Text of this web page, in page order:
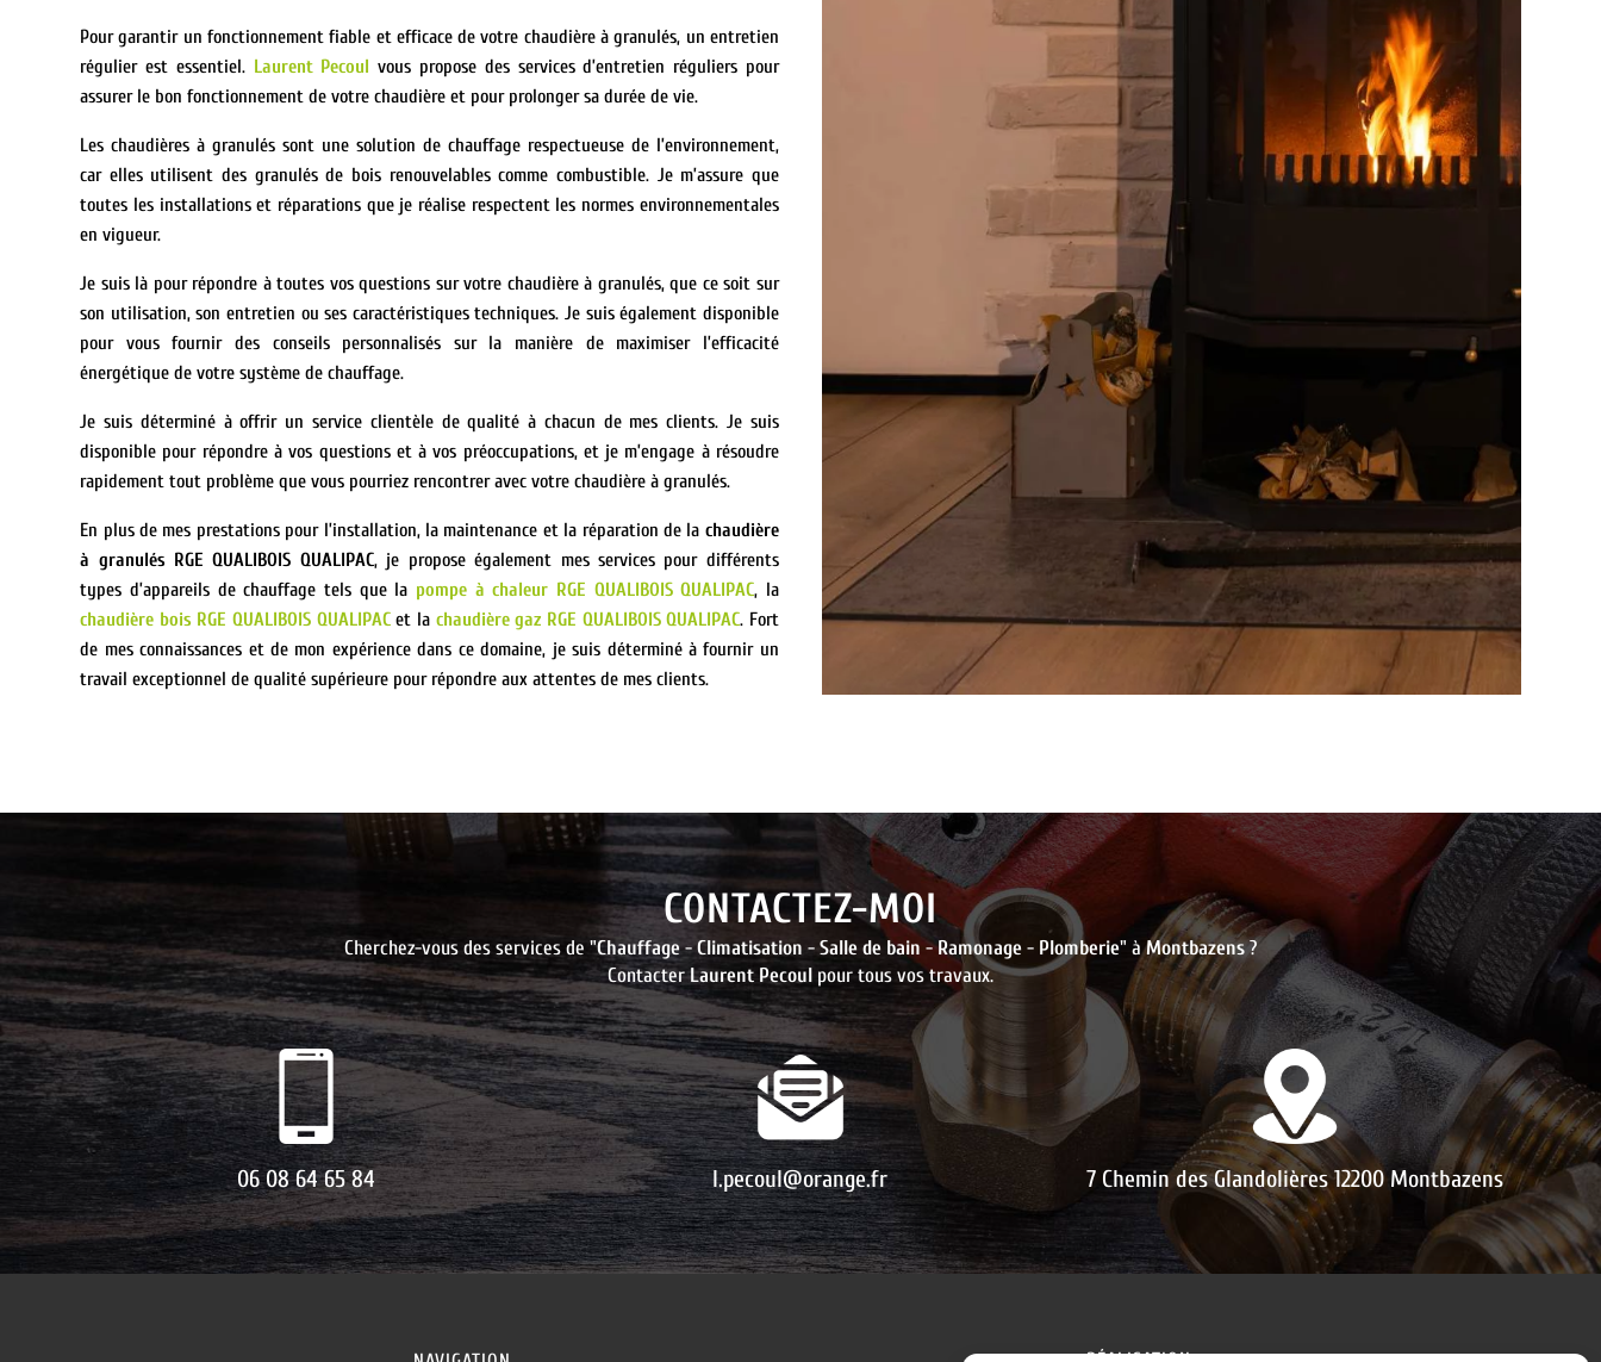
Pour garantir un fonctionnement fiable et efficace de votre chaudière à granulés, un entretien
régulier est essentiel. Laurent Pecoul vous propose des services d’entretien réguliers pour
assurer le bon fonctionnement de votre chaudière et pour prolonger sa durée de vie.
Les chaudières à granulés sont une solution de chauffage respectueuse de l’environnement,
car elles utilisent des granulés de bois renouvelables comme combustible. Je m’assure que
toutes les installations et réparations que je réalise respectent les normes environnementales
en vigueur.
Je suis là pour répondre à toutes vos questions sur votre chaudière à granulés, que ce soit sur
son utilisation, son entretien ou ses caractéristiques techniques. Je suis également disponible
pour vous fournir des conseils personnalisés sur la manière de maximiser l’efficacité
énergétique de votre système de chauffage.
Je suis déterminé à offrir un service clientèle de qualité à chacun de mes clients. Je suis
disponible pour répondre à vos questions et à vos préoccupations, et je m’engage à résoudre
rapidement tout problème que vous pourriez rencontrer avec votre chaudière à granulés.
En plus de mes prestations pour l’installation, la maintenance et la réparation de la chaudière
à granulés RGE QUALIBOIS QUALIPAC, je propose également mes services pour différents
types d’appareils de chauffage tels que la pompe à chaleur RGE QUALIBOIS QUALIPAC, la
chaudière bois RGE QUALIBOIS QUALIPACet la chaudière gaz RGE QUALIBOIS QUALIPAC. Fort
de mes connaissances et de mon expérience dans ce domaine, je suis déterminé à fournir un
travail exceptionnel de qualité supérieure pour répondre aux attentes de mes clients.
CONTACTEZ-MOI
Cherchez-vous des services de "Chauffage-Climatisation - Salle de bain -Ramonage- Plomberie" àMontbazens?
ContacterLaurent Pecoulpour tous vos travaux.
06 08 64 65 84 l.pecoul@orange.fr 7 Chemin des Glandolières12200 Montbazens